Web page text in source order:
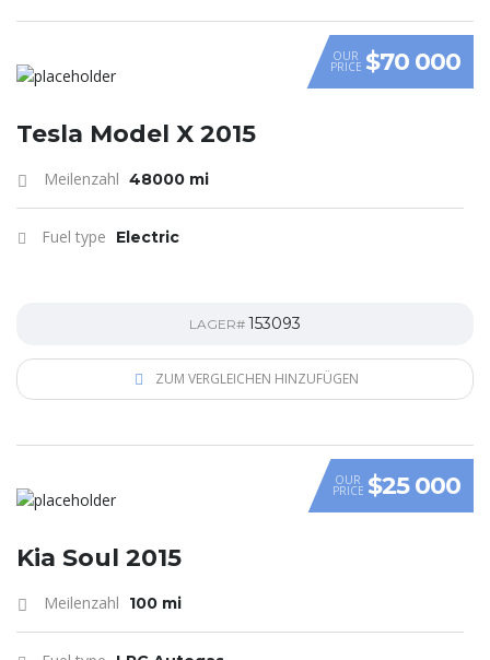
OUR
PRICE $70 000
Tesla Model X 2015
Meilenzahl 48000 mi
Fuel type Electric
LAGER# 153093
ZUM VERGLEICHEN HINZUFÜGEN
VIDEO
OUR
PRICE $25 000
Kia Soul 2015
Meilenzahl 100 mi